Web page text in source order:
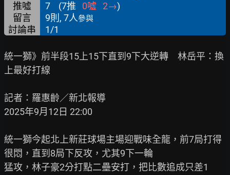
推噓 7 (7推 0噓 2→)
留言
9則, 7人參與
討論串 1/1
統一獅》前半段15上15下直到9下大逆轉　林岳平：換
上最好打線
記者：羅惠齡／新北報導
2025年9月12日 22:00
統一獅今起北上新莊球場主場迎戰味全龍，前7局打得
很悶，直到8局下反攻，尤其9下一輪
猛攻，林子豪2分打點二壘安打，把比數追成只差1